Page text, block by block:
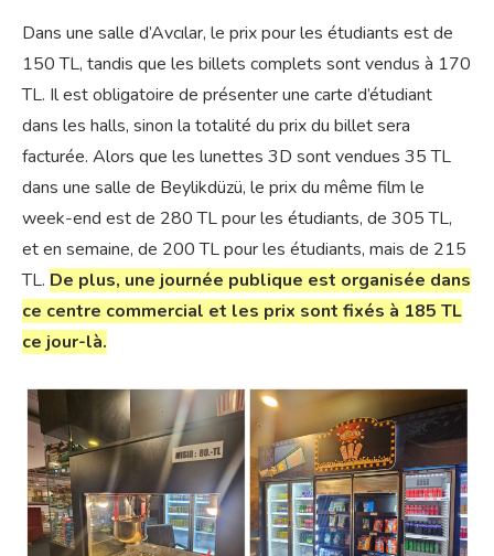
Dans une salle d’Avcılar, le prix pour les étudiants est de
150 TL, tandis que les billets complets sont vendus à 170
TL. Il est obligatoire de présenter une carte d’étudiant
dans les halls, sinon la totalité du prix du billet sera
facturée. Alors que les lunettes 3D sont vendues 35 TL
dans une salle de Beylikdüzü, le prix du même film le
week-end est de 280 TL pour les étudiants, de 305 TL,
et en semaine, de 200 TL pour les étudiants, mais de 215
TL. De plus, une journée publique est organisée dans
ce centre commercial et les prix sont fixés à 185 TL
ce jour-là.